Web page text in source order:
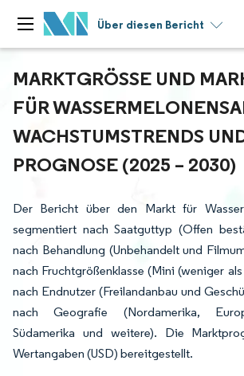
Über diesen Bericht
MARKTGRÖSSE UND
ÜR
ACHSTUMSTRENDS UND
ROGNOSE (2025 – 2030)
Der Bericht über den Markt für
segmentiert nach Saatguttyp (Offen
nach Behandlung (Unbehandelt und
nach Fruchtgrößenklasse (Mini (weniger
nach Endnutzer (Freilandanbau und
nach Geografie (Nordamerika,
Südamerika und weitere). Die
Wertangaben (USD) bereitgestellt.